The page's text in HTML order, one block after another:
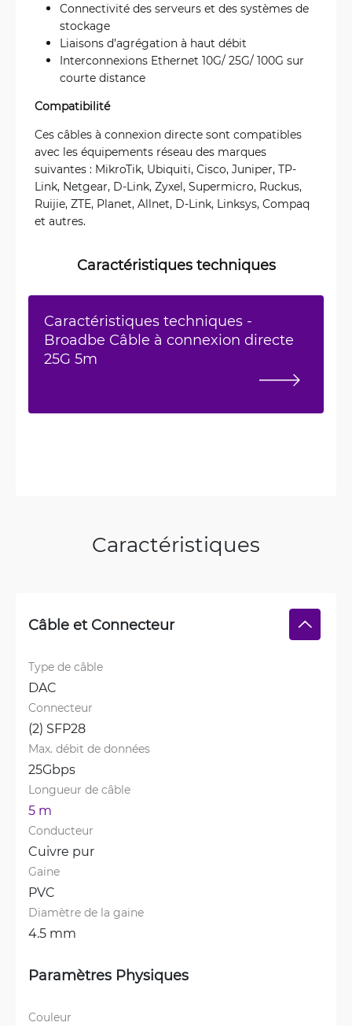
Connectivité des serveurs et des systèmes de
stockage
Liaisons d’agrégation à haut débit
Interconnexions Ethernet 10G/ 25G/ 100G sur
courte distance
Compatibilité
Ces câbles à connexion directe sont compatibles
avec les équipements réseau des marques
suivantes : MikroTik, Ubiquiti, Cisco, Juniper, TP-
Link, Netgear, D-Link, Zyxel, Supermicro, Ruckus,
Ruijie, ZTE, Planet, Allnet, D-Link, Linksys, Compaq
et autres.
Caractéristiques techniques
Caractéristiques techniques -
Broadbe Câble à connexion directe
25G 5m
Caractéristiques
Câble et Connecteur
Type de câble
DAC
Connecteur
(2) SFP28
Max. débit de données
25Gbps
Longueur de câble
5 m
Conducteur
Cuivre pur
Gaine
PVC
Diamètre de la gaine
4.5 mm
Paramètres Physiques
Couleur